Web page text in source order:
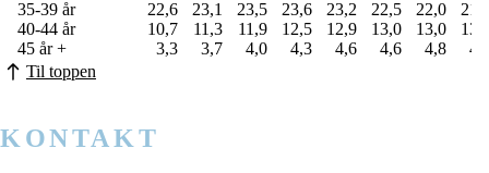
35-39 år
22,6 23,1 23,5 23,6 23,2 22,5 22,0
40-44 år
10,7 11,3 11,9 12,5 12,9 13,0 13,0
45 år +
3,3 3,7 4,0 4,3 4,6 4,6 4,8
Til toppen
KONTAKT